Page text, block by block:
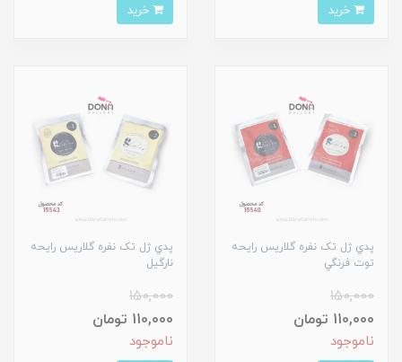
پدي ژل تک نفره گلاريس رايحه
توت فرنگي
150,000
110,000 تومان
ناموجود
پدي ژل تک نفره گلاريس رايحه
نارگيل
150,000
110,000 تومان
ناموجود